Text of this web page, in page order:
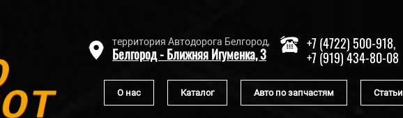
территория Автодорога Белгород,
Белгород - Ближняя Игуменка, 3
+7 (4722) 500-918,
+7 (919) 434-80-08
О нас Каталог Авто по запчастям Статьи